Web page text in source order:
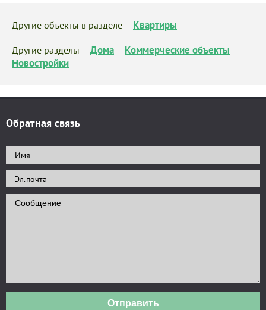
Другие объекты в разделе Квартиры
Другие разделы Дома
Коммерческие объекты
Новостройки
Обратная связь
Отправить